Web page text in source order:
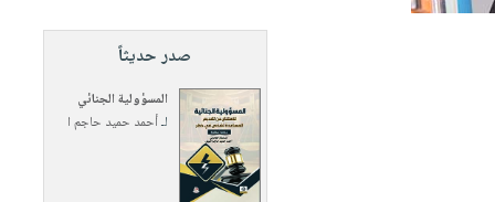
صدر حديثاً
المسؤولية الجنائي
لـأحمد حميد حاجم ا